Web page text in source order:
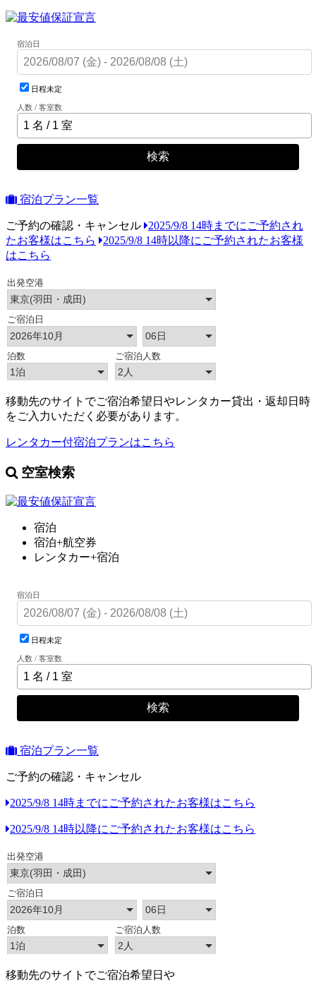
宿泊日
日程未定
人数 / 客室数
検索
宿泊プラン一覧
ご予約の確認・キャンセル
2025/9/8 14時までにご予約され
たお客様はこちら
2025/9/8 14時以降にご予約されたお客様
はこちら
移動先のサイトでご宿泊希望日やレンタカー貸出・返却日時
をご入力いただく必要があります。
レンタカー付宿泊プランはこちら
空室検索
宿泊
宿泊+航空券
レンタカー+宿泊
宿泊日
日程未定
人数 / 客室数
検索
宿泊プラン一覧
ご予約の確認・キャンセル
2025/9/8 14時までにご予約されたお客様はこちら
2025/9/8 14時以降にご予約されたお客様はこちら
移動先のサイトでご宿泊希望日や